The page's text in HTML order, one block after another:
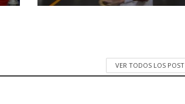
VER TODOS LOS POST